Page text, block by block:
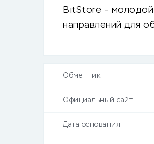
BitStore – молодой
направлений для
Обменник
Официальный сайт
Дата основания